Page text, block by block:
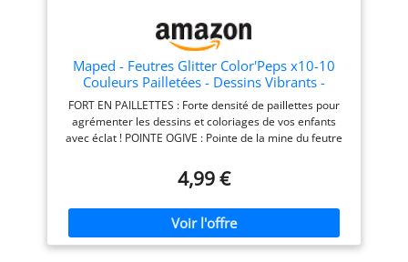
détachables – 300g) qui se
fixe sous les élastiques de
la trousse : pratique, stable
et parfait pour toutes les
techniques de dessin et
peinture. APPRENDRE EN
S’AMUSANT – DÈS 6 ANS –
Notice illustrée en couleurs
précision et sens des
(non fournies) MAPED
CREATIV, DES KITS
D'ACTIVITÉS INGÉNIEUX :
Maped Creativ propose une
collection d'activités
manuelles innovantes, ultra
funs et stimulantes, pour
fabriquer de ses propres
créations uniques, et jouer
Maped - Feutres Glitter Color'Peps x10-10
Couleurs Pailletées - Dessins Vibrants -
Confort & Créativité - Boîte Multicolore
FORT EN PAILLETTES : Forte densité de paillettes pour
agrémenter les dessins et coloriages de vos enfants
avec éclat ! POINTE OGIVE : Pointe de la mine du feutre
diamètre, pour tracer des traits fins ou larges, idéal
pour bien colorier. COULEURS LUMINEUSES : 10
dessins, coloriages et toute autre œuvre créative (jaune,
orange, rouge, rose, violet, violet, bleu marine, bleu,
turquoise, noir). FACILE A UTILISER : Facilité d'utilisation,
4,99 €